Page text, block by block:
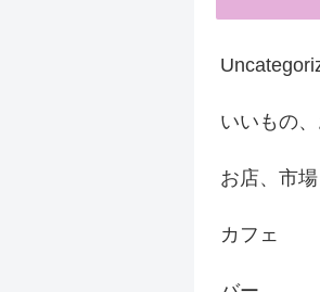
いいもの
お店、市場
カフェ